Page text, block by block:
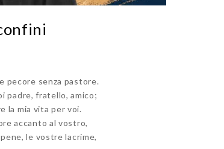
pecore senza pastore.
padre, fratello, amico;
la mia vita per voi.
accanto al vostro,
le vostre lacrime,